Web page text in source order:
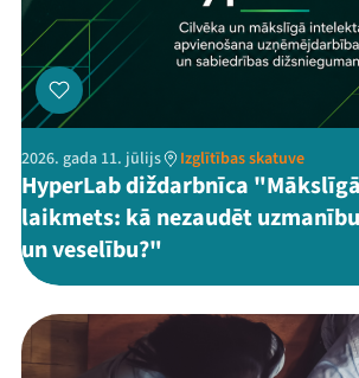
2026. gada 11. jūlijs Izglītības skatuve
HyperLab diždarbnīca
laikmets: kā nezaudēt
un veselību?"